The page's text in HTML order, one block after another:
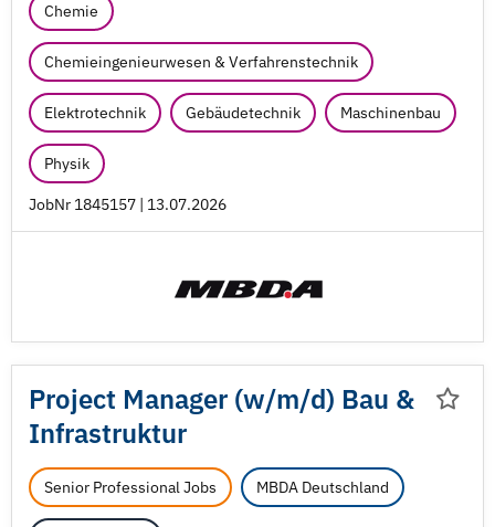
Chemie
Chemieingenieurwesen & Verfahrenstechnik
Elektrotechnik Gebäudetechnik Maschinenbau
Physik
JobNr 1845157 | 13.07.2026
Project Manager (w/m/d) Bau &
Infrastruktur
Senior Professional Jobs MBDA Deutschland